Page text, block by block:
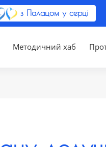
з Палацом у серці
Методичний хаб